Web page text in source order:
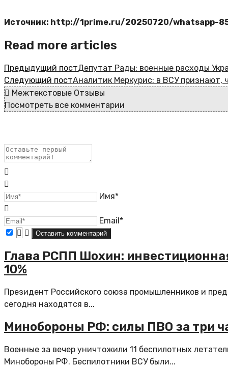
Источник: http://1prime.ru/20250720/whatsapp-
Read more articles
Предыдущий постДепутат Рады: военные расходы
Следующий постАналитик Меркурис: в ВСУ признают,
Межтекстовые Отзывы
Посмотреть все комментарии
Имя*
Email*
Глава РСПП Шохин:
10%
Президент Российского союза промышленников и
сегодня находятся в...
Минобороны РФ: силы ПВО за три
Военные за вечер уничтожили 11 беспилотных
Минобороны РФ. Беспилотники ВСУ были...